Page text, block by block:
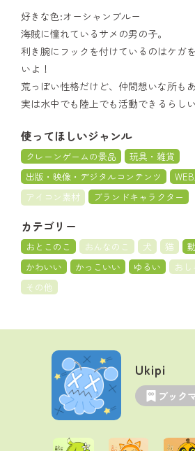
好きな色:オーシャンブルー
海賊に憧れているサメの男の子。
利き腕にフックを付けているのはケガ
いよ！
荒っぽい性格だけど、仲間想いな所もあ
実は水中でも陸上でも活動できるらしい
使ってほしいジャンル
クレーンゲームの景品
玩具・雑貨
出版・映像・デジタルコンテンツ
アイコン素材
ブランドキャラクター
カテゴリー
おとこのこ おんなのこ 犬 猫
かわいい
かっこいい ゆるい おし
その他
Ukipi
ブック